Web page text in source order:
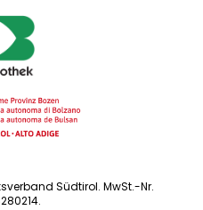
Südtirol. MwSt.-Nr.